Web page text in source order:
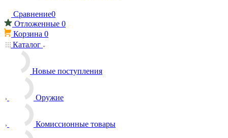
Сравнение0
Отложенные 0
Корзина 0
Каталог
Новые поступления
Оружие
Комиссионные товары